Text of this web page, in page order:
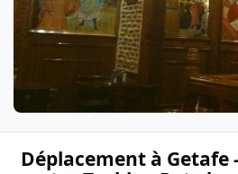
Déplacement à Getafe